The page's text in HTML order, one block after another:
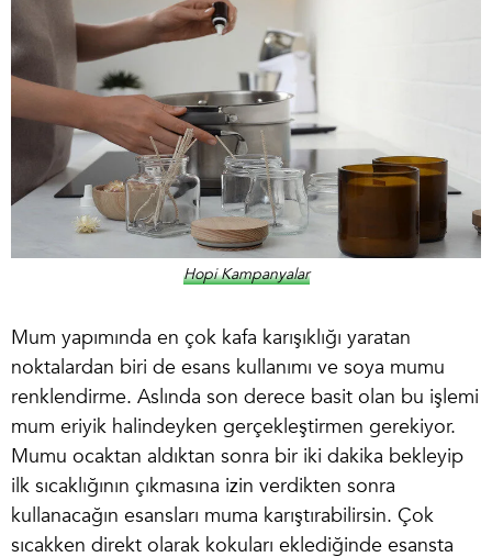
Hopi Kampanyalar
Mum yapımında en çok kafa karışıklığı yaratan
noktalardan biri de esans kullanımı ve soya mumu
renklendirme. Aslında son derece basit olan bu işlemi
mum eriyik halindeyken gerçekleştirmen gerekiyor.
Mumu ocaktan aldıktan sonra bir iki dakika bekleyip
ilk sıcaklığının çıkmasına izin verdikten sonra
kullanacağın esansları muma karıştırabilirsin. Çok
sıcakken direkt olarak kokuları eklediğinde esansta